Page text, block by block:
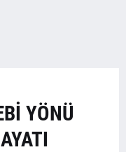
YÖNÜ